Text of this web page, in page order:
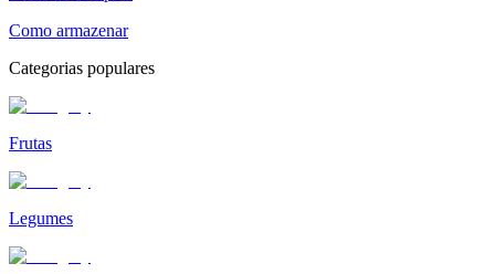
Como armazenar
Categorias populares
Frutas
Legumes